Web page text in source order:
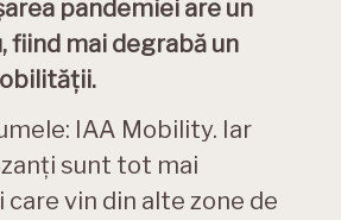
pandemiei are un
fiind mai degrabă un
IAA Mobility. Iar
sunt tot mai
care vin din alte zone de